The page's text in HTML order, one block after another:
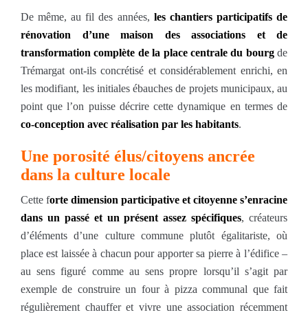
De même, au fil des années, les chantiers participatifs de
rénovation d’une maison des associations et de
transformation complète de la place centrale du bourgde
Trémargat ont-ils concrétisé et considérablement enrichi, en
les modifiant, les initiales ébauches de projets municipaux, au
point que l’on puisse décrire cette dynamique en termes de
co-conception avec réalisation par les habitants.
Une porosité élus/citoyens ancrée
dans la culture locale
Cette forte dimension participative et citoyenne s’enracine
dans un passé et un présent assez spécifiques, créateurs
d’éléments d’une culture commune plutôt égalitariste, où
place est laissée à chacun pour apporter sa pierre à l’édifice ‒
au sens figuré comme au sens propre lorsqu’il s’agit par
exemple de construire un four à pizza communal que fait
régulièrement chauffer et vivre une association récemment